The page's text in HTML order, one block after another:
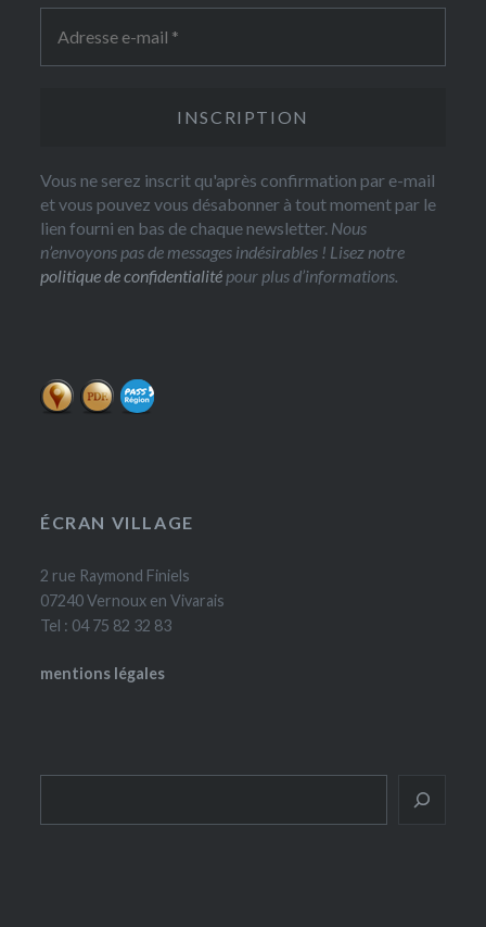
Vous ne serez inscrit qu'après confirmation par e-mail
et vous pouvez vous désabonner à tout moment par le
lien fourni en bas de chaque newsletter. Nous
n’envoyons pas de messages indésirables ! Lisez notre
politique de confidentialité pour plus d’informations.
ÉCRAN VILLAGE
2 rue Raymond Finiels
07240 Vernoux en Vivarais
Tel : 04 75 82 32 83
mentions légales